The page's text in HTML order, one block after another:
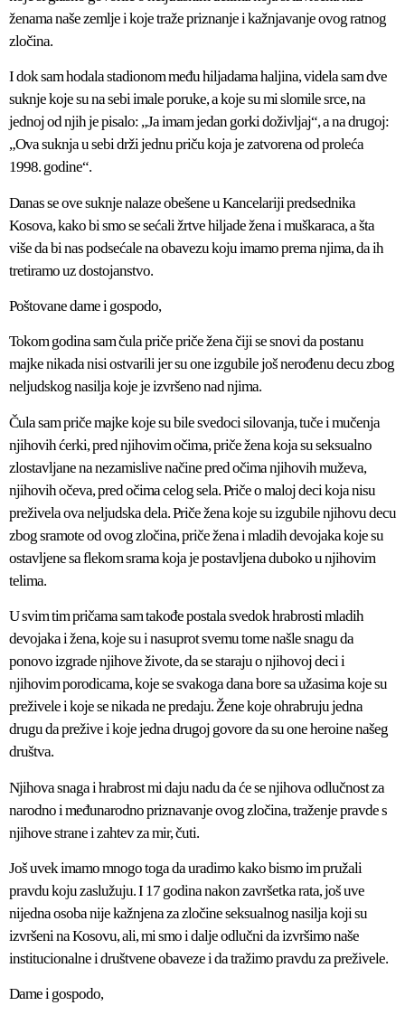
ženama naše zemlje i koje traže priznanje i kažnjavanje ovog ratnog
zločina.
I dok sam hodala stadionom među hiljadama haljina, videla sam dve
suknje koje su na sebi imale poruke, a koje su mi slomile srce, na
jednoj od njih je pisalo: „Ja imam jedan gorki doživljaj“, a na drugoj:
„Ova suknja u sebi drži jednu priču koja je zatvorena od proleća
1998. godine“.
Danas se ove suknje nalaze obešene u Kancelariji predsednika
Kosova, kako bi smo se sećali žrtve hiljade žena i muškaraca, a šta
više da bi nas podsećale na obavezu koju imamo prema njima, da ih
tretiramo uz dostojanstvo.
Poštovane dame i gospodo,
Tokom godina sam čula priče priče žena čiji se snovi da postanu
majke nikada nisi ostvarili jer su one izgubile još nerođenu decu zbog
neljudskog nasilja koje je izvršeno nad njima.
Čula sam priče majke koje su bile svedoci silovanja, tuče i mučenja
njihovih ćerki, pred njihovim očima, priče žena koja su seksualno
zlostavljane na nezamislive načine pred očima njihovih muževa,
njihovih očeva, pred očima celog sela. Priče o maloj deci koja nisu
preživela ova neljudska dela. Priče žena koje su izgubile njihovu decu
zbog sramote od ovog zločina, priče žena i mladih devojaka koje su
ostavljene sa flekom srama koja je postavljena duboko u njihovim
telima.
U svim tim pričama sam takođe postala svedok hrabrosti mladih
devojaka i žena, koje su i nasuprot svemu tome našle snagu da
ponovo izgrade njihove živote, da se staraju o njihovoj deci i
njihovim porodicama, koje se svakoga dana bore sa užasima koje su
preživele i koje se nikada ne predaju. Žene koje ohrabruju jedna
drugu da prežive i koje jedna drugoj govore da su one heroine našeg
društva.
Njihova snaga i hrabrost mi daju nadu da će se njihova odlučnost za
narodno i međunarodno priznavanje ovog zločina, traženje pravde s
njihove strane i zahtev za mir, čuti.
Još uvek imamo mnogo toga da uradimo kako bismo im pružali
pravdu koju zaslužuju. I 17 godina nakon završetka rata, još uve
nijedna osoba nije kažnjena za zločine seksualnog nasilja koji su
izvršeni na Kosovu, ali, mi smo i dalje odlučni da izvršimo naše
institucionalne i društvene obaveze i da tražimo pravdu za preživele.
Dame i gospodo,